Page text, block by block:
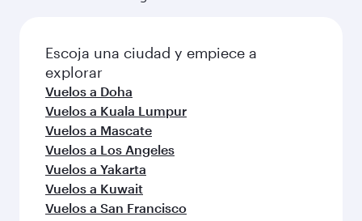
Preguntas frecuentes sobre
vuelos
¿Puedo reservar vuelos directos a Ammán?